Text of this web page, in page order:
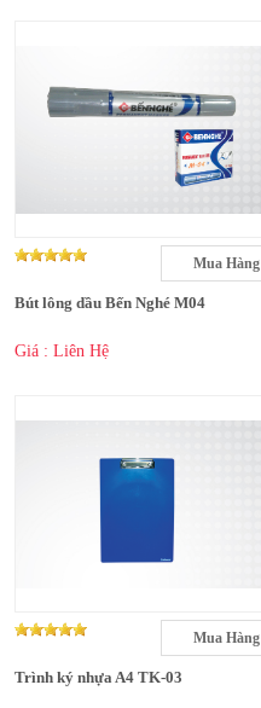
Mua Hàng
Bút lông dầu Bến Nghé M04
Giá : Liên Hệ
Mua Hàng
Trình ký nhựa A4 TK-03